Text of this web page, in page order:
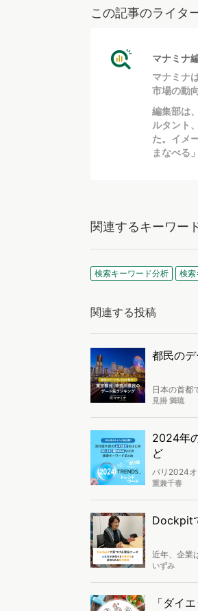
この記事のライタ
マナミナ
マナミナ
市場の動
編集部は
ルタント
た。イメ
まなべる
関連するキーワー
検索キーワード分析 検索
関連する投稿
都民の
日本の首都
で、選択肢
人々は、普
見掛 満琉
2024年
ど
パリ2024
の分析とヴ
重兼千春
Dockpit
近年、企業
ことに依然
可視化。さ
氏に活用
いずみ
「ダイ